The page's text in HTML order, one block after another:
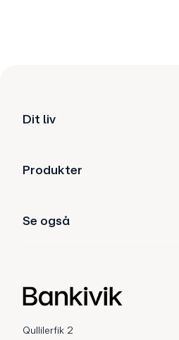
Dit liv
Produkter
Se også
Qullilerfik 2